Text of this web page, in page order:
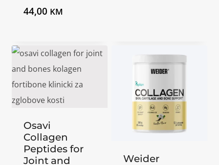
je:
49,00 KM.
44,00 KM
44,00 KM.
Osavi
Collagen
Peptides for
Joint and
Weider